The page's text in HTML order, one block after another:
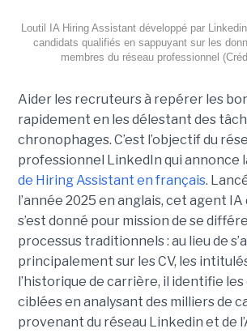
Loutil IA Hiring Assistant développé par
candidats qualifiés en sappuyant sur les
membres du réseau professionnel
Aider les recruteurs à repérer les
rapidement en les délestant des
chronophages. C’est l’objectif du
professionnel LinkedIn qui annonce
de Hiring Assistant en français.
l’année 2025 en anglais, cet agent
s’est donné pour mission de se
processus traditionnels : au lieu de
principalement sur les CV, les
l’historique de carrière, il identifie
ciblées en analysant des milliers de
provenant du réseau Linkedin et de